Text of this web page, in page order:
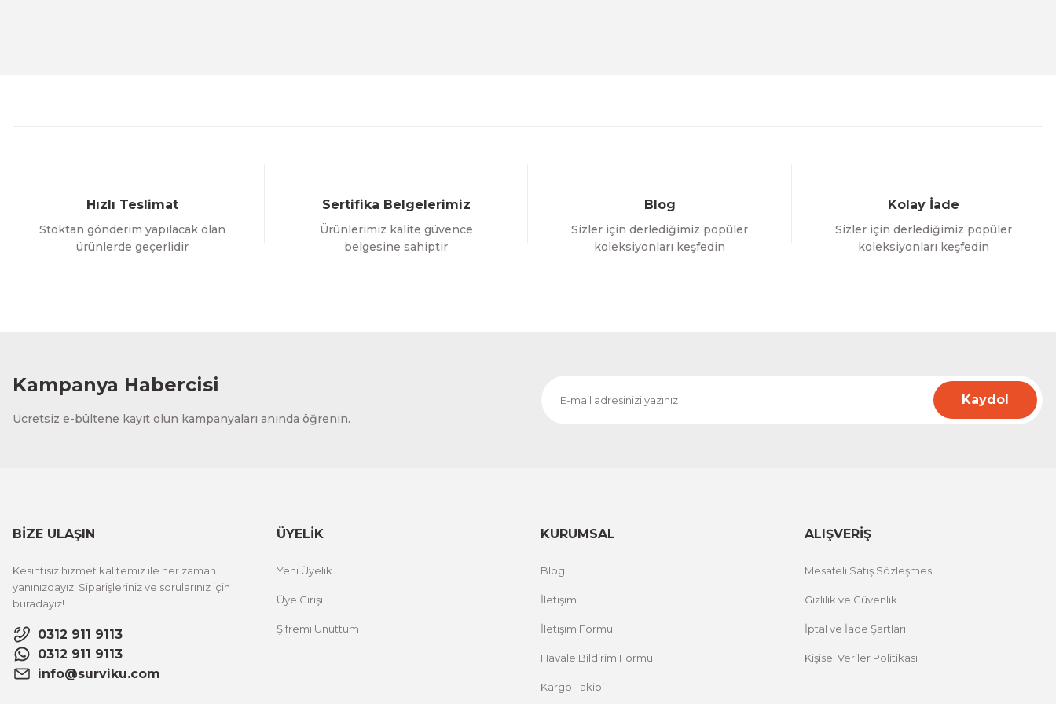
Hızlı Teslimat
Stoktan gönderim yapılacak olan
ürünlerde geçerlidir
Sertifika Belgelerimiz
Ürünlerimiz kalite güvence
belgesine sahiptir
Blog
Sizler için derlediğimiz popüler
koleksiyonları keşfedin
Kolay İade
Sizler için derlediğimiz popüler
koleksiyonları keşfedin
Kampanya Habercisi
Ücretsiz e-bültene kayıt olun kampanyaları anında öğrenin.
Kaydol
BİZE ULAŞIN
Kesintisiz hizmet kalitemiz ile her zaman
yanınızdayız. Siparişleriniz ve sorularınız için
buradayız!
0312 911 9113
0312 911 9113
info@surviku.com
ÜYELİK
Yeni Üyelik
Üye Girişi
Şifremi Unuttum
KURUMSAL
Blog
İletişim
İletişim Formu
Havale Bildirim Formu
Kargo Takibi
ALIŞVERİŞ
Mesafeli Satış Sözleşmesi
Gizlilik ve Güvenlik
İptal ve İade Şartları
Kişisel Veriler Politikası